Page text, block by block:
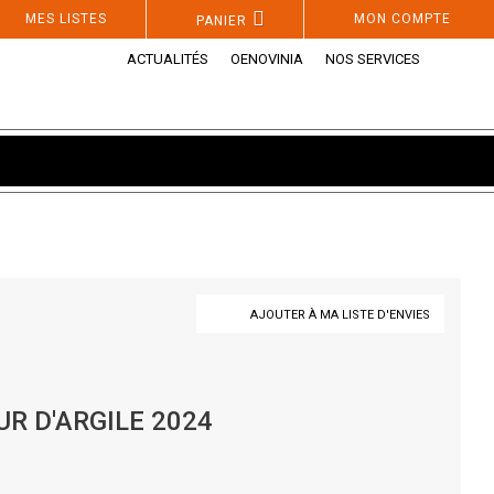
MON COMPTE
PANIER
MES LISTES
ACTUALITÉS OENOVINIA NOS SERVICES
AJOUTER À MA LISTE D'ENVIES
D'ARGILE 2024